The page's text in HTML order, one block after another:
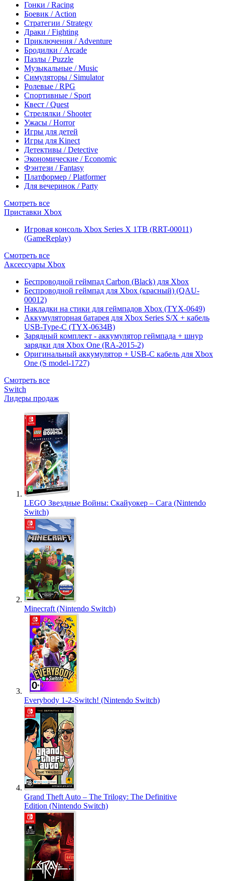
Гонки / Racing
Боевик / Action
Стратегии / Strategy
Драки / Fighting
Приключения / Adventure
Бродилки / Arcade
Пазлы / Puzzle
Музыкальные / Music
Симуляторы / Simulator
Ролевые / RPG
Спортивные / Sport
Квест / Quest
Стрелялки / Shooter
Ужасы / Horror
Игры для детей
Игры для Kinect
Детективы / Detective
Экономические / Economic
Фэнтези / Fantasy
Платформер / Platformer
Для вечеринок / Party
Смотреть все
Приставки Xbox
Игровая консоль Xbox Series X 1TB (RRT-00011)
(GameReplay)
Смотреть все
Аксессуары Xbox
Беспроводной геймпад Carbon (Black) для Xbox
Беспроводной геймпад для Xbox (красный) (QAU-
00012)
Накладки на стики для геймпадов Xbox (TYX-0649)
Аккумуляторная батарея для Xbox Series S/X + кабель
USB-Type-C (TYX-0634B)
Зарядный комплект - аккумулятор геймпада + шнур
зарядки для Xbox One (RA-2015-2)
Оригинальный аккумулятор + USB-C кабель для Xbox
One (S model-1727)
Смотреть все
Switch
Лидеры продаж
LEGO Звездные Войны: Скайуокер – Сага (Nintendo
Switch)
Minecraft (Nintendo Switch)
Everybody 1-2-Switch! (Nintendo Switch)
Grand Theft Auto – The Trilogy: The Definitive
Edition (Nintendo Switch)